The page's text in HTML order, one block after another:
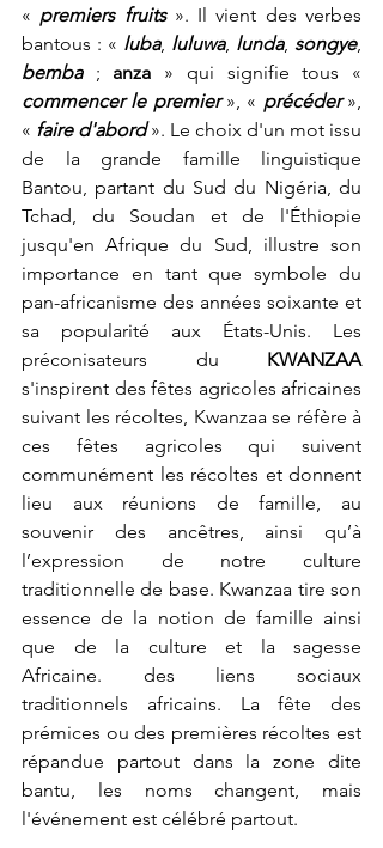
« premiers fruits ». Il vient des verbes
bantous : « luba, luluwa, lunda, songye
bemba ; anza
commencer le premier », « précéder »,
« faire d'abord ». Le choix d'un mot issu
de la grande famille linguistique
Bantou, partant du Sud du Nigéria, du
Tchad, du Soudan et de l'Éthiopie
jusqu'en Afrique du Sud, illustre son
importance en tant que symbole du
pan-africanisme des années soixante et
sa popularité aux États-Unis. Les
préconisateurs du KWANZAA
s'inspirent des fêtes agricoles africaines
suivant les récoltes, Kwanzaa se réfère à
ces fêtes agricoles qui suivent
communément les récoltes et donnent
lieu aux réunions de famille, au
souvenir des ancêtres, ainsi qu’à
l’expression de notre culture
traditionnelle de base. Kwanzaa tire son
essence de la notion de famille ainsi
que de la culture et la sagesse
Africaine. des liens sociaux
traditionnels africains. La fête des
prémices ou des premières récoltes est
répandue partout dans la zone dite
bantu, les noms changent, mais
l'événement est célébré partout.